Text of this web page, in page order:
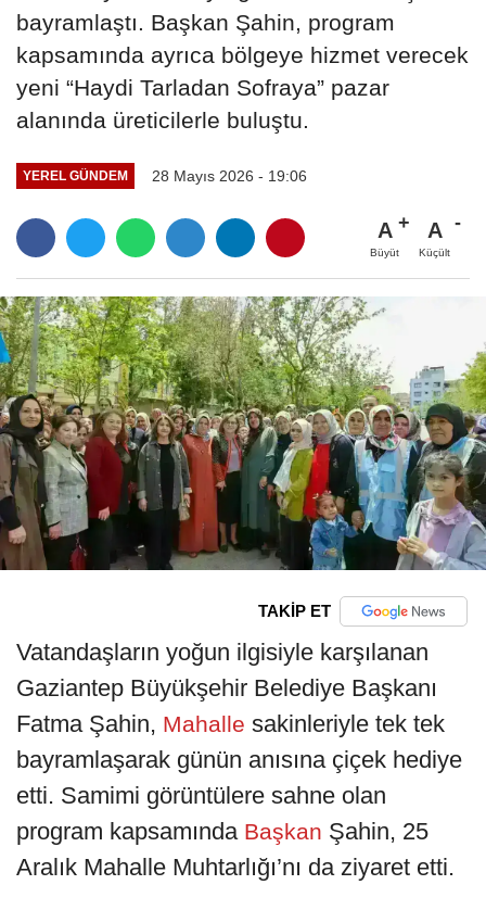
bayramlaştı. Başkan Şahin, program
kapsamında ayrıca bölgeye hizmet verecek
yeni “Haydi Tarladan Sofraya” pazar
alanında üreticilerle buluştu.
YEREL GÜNDEM 28 Mayıs 2026 - 19:06
A
Büyüt
A
Küçült
TAKİP ET
Vatandaşların yoğun ilgisiyle karşılanan
Gaziantep Büyükşehir Belediye Başkanı
Fatma Şahin, Mahalle sakinleriyle tek tek
bayramlaşarak günün anısına çiçek hediye
etti. Samimi görüntülere sahne olan
program kapsamında Başkan Şahin, 25
Aralık Mahalle Muhtarlığı’nı da ziyaret etti.